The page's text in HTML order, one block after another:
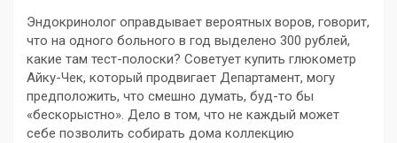
Эндокринолог оправдывает вероятных воров, говорит,
что на одного больного в год выделено 300 рублей,
какие там тест-полоски? Советует купить глюкометр
Айку-Чек, который продвигает Департамент, могу
предположить, что смешно думать, буд-то бы
«бескорыстно». Дело в том, что не каждый может
себе позволить собирать дома коллекцию